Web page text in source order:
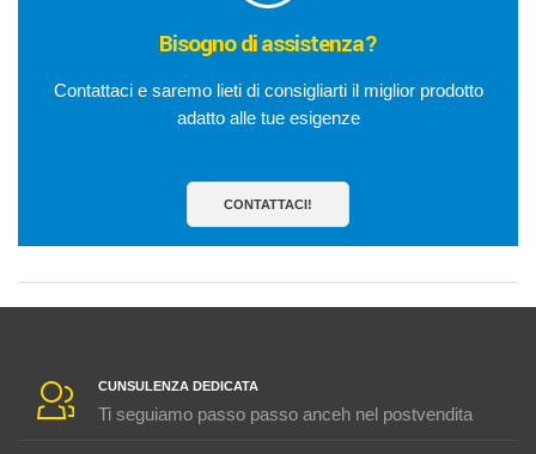
Bisogno di assistenza?
Contattaci e saremo lieti di consigliarti il miglior prodotto
adatto alle tue esigenze
CONTATTACI!
CUNSULENZA DEDICATA
Ti seguiamo passo passo anceh nel postvendita